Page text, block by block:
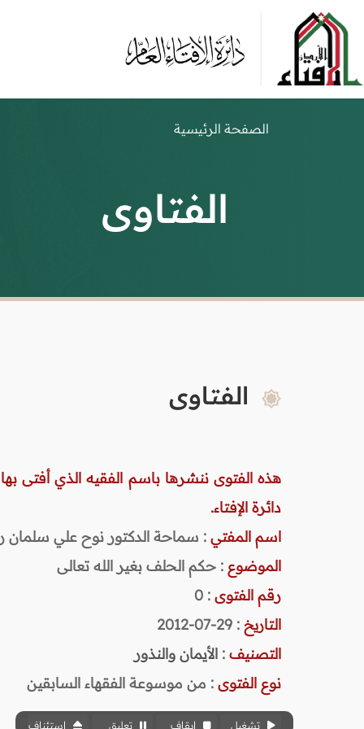
الصفحة الرئيسية
الفتاوى
الفتاوى
هذه الفتوى ننشرها باسم الفقيه الذي أفتى
دائرة الإفتاء.
اسم المفتي : سماحة الدكتور نوح علي سلمان رحمه
الموضوع : حكم الحلف بغير الله تعالى
رقم الفتوى :
0
التاريخ : 29-07-2012
التصنيف : الأيمان والنذور
نوع الفتوى : من موسوعة الفقهاء السابقين
تشغيل إيقاف تعليق استئناف